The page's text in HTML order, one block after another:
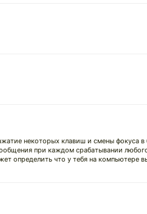
некоторых клавиш и смены фокуса в
при каждом срабатывании
определить что у тебя на компьютере